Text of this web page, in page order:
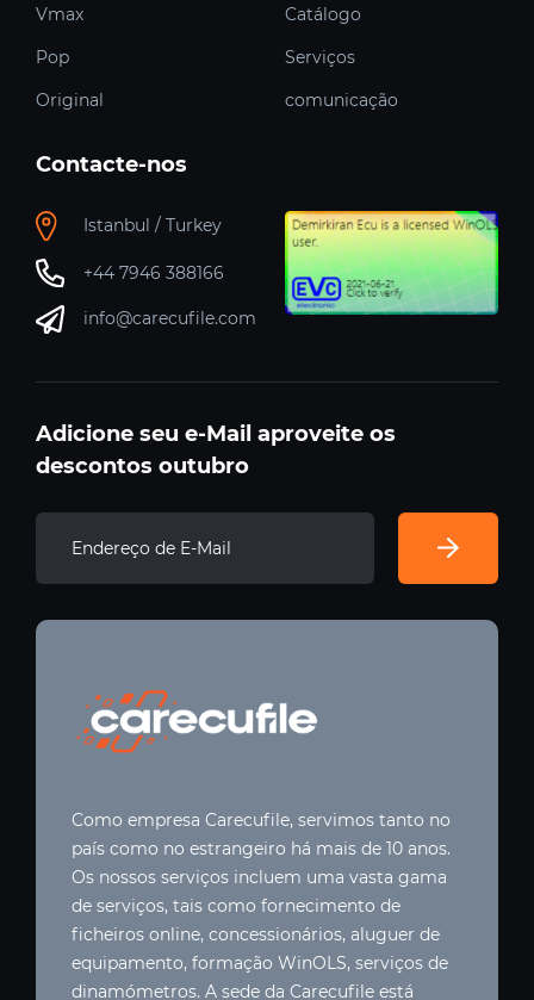
Vmax
Pop
Original
Catálogo
Serviços
comunicação
Contacte-nos
Istanbul / Turkey
+44 7946 388166
info@carecufile.com
Adicione seu e-Mail aproveite os
descontos outubro
Como empresa Carecufile, servimos tanto no
país como no estrangeiro há mais de 10 anos.
Os nossos serviços incluem uma vasta gama
de serviços, tais como fornecimento de
ficheiros online, concessionários, aluguer de
equipamento, formação WinOLS, serviços de
dinamómetros. A sede da Carecufile está